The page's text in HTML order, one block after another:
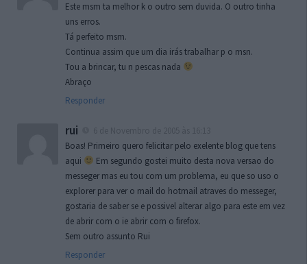
Este msm ta melhor k o outro sem duvida. O outro tinha
uns erros.
Tá perfeito msm.
Continua assim que um dia irás trabalhar p o msn.
Tou a brincar, tu n pescas nada
Abraço
Responder
rui
Boas! Primeiro quero felicitar pelo exelente blog que tens
aqui
Em segundo gostei muito desta nova versao do
messeger mas eu tou com um problema, eu que so uso o
explorer para ver o mail do hotmail atraves do messeger,
gostaria de saber se e possivel alterar algo para este em vez
de abrir com o ie abrir com o firefox.
Sem outro assunto Rui
Responder